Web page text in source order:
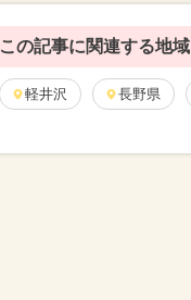
この記事に関連する地域
軽井沢 長野県